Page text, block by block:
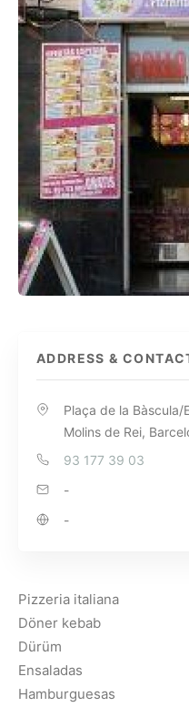
ADDRESS &
Plaça de la Bàscula/
Molins de Rei,
93 177 39 03
-
-
Pizzeria italiana
Döner kebab
Dürüm
Ensaladas
Hamburguesas